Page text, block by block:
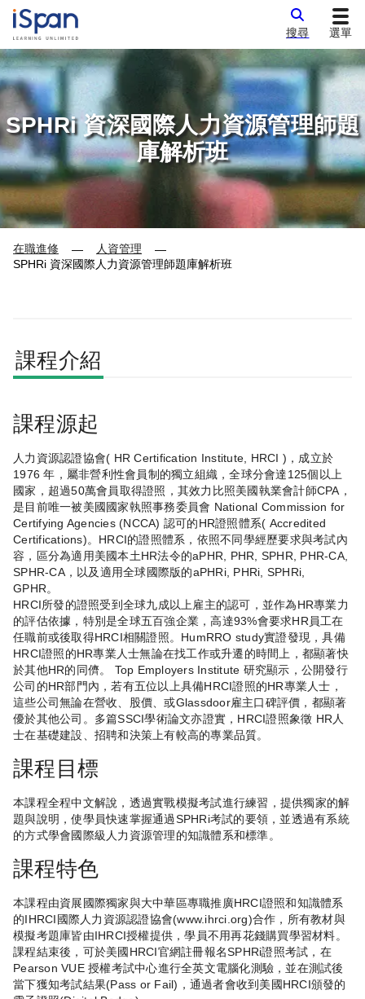
搜尋 選單
SPHRi 資深國際人力資源管理師題
庫解析班
在職進修 — 人資管理
—
SPHRi 資深國際人力資源管理師題庫解析班
課程介紹
課程源起
人力資源認證協會( HR Certification Institute, HRCI )，成立於
1976 年，屬非營利性會員制的獨立組織，全球分會達125個以上
國家，超過50萬會員取得證照，其效力比照美國執業會計師CPA，
是目前唯一被美國國家執照事務委員會 National Commission for
Certifying Agencies (NCCA) 認可的HR證照體系( Accredited
Certifications)。HRCI的證照體系，依照不同學經歷要求與考試內
容，區分為適用美國本土HR法令的aPHR, PHR, SPHR, PHR-CA,
SPHR-CA，以及適用全球國際版的aPHRi, PHRi, SPHRi,
GPHR。
HRCI所發的證照受到全球九成以上雇主的認可，並作為HR專業力
的評估依據，特別是全球五百強企業，高達93%會要求HR員工在
任職前或後取得HRCI相關證照。HumRRO study實證發現，具備
HRCI證照的HR專業人士無論在找工作或升遷的時間上，都顯著快
於其他HR的同儕。 Top Employers Institute 研究顯示，公開發行
公司的HR部門內，若有五位以上具備HRCI證照的HR專業人士，
這些公司無論在營收、股價、或Glassdoor雇主口碑評價，都顯著
優於其他公司。多篇SSCI學術論文亦證實，HRCI證照象徵 HR人
士在基礎建設、招聘和決策上有較高的專業品質。
課程目標
本課程全程中文解說，透過實戰模擬考試進行練習，提供獨家的解
題與說明，使學員快速掌握通過SPHRi考試的要領，並透過有系統
的方式學會國際級人力資源管理的知識體系和標準。
課程特色
本課程由資展國際獨家與大中華區專職推廣HRCI證照和知識體系
的IHRCI國際人力資源認證協會(www.ihrci.org)合作，所有教材與
模擬考題庫皆由IHRCI授權提供，學員不用再花錢購買學習材料。
課程結束後，可於美國HRCI官網註冊報名SPHRi證照考試，在
Pearson VUE 授權考試中心進行全英文電腦化測驗，並在測試後
當下獲知考試結果(Pass or Fail)，通過者會收到美國HRCI頒發的